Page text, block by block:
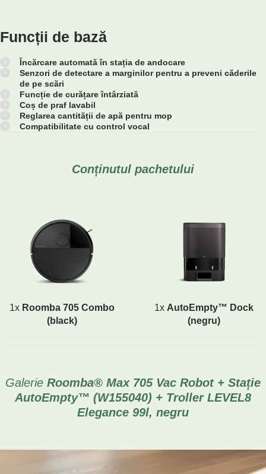
Funcții de bază
Încărcare automată în stația de andocare
Senzori de detectare a marginilor pentru a preveni căderile
de pe scări
Funcție de curățare întârziată
Coș de praf lavabil
Reglarea cantității de apă pentru mop
Compatibilitate cu control vocal
Conținutul pachetului
1x Roomba 705 Combo
(black)
1x AutoEmpty™ Dock
(negru)
Galerie Roomba® Max 705 Vac Robot + Stație
AutoEmpty™ (W155040) + Troller LEVEL8
Elegance 99l, negru